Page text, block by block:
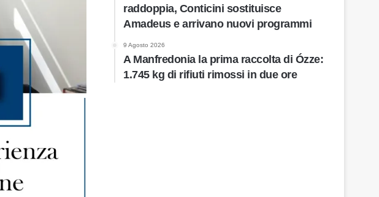
raddoppia, Conticini sostituisce
Amadeus e arrivano nuovi programmi
9 Agosto 2026
A Manfredonia la prima raccolta di Ózze:
1.745 kg di rifiuti rimossi in due ore